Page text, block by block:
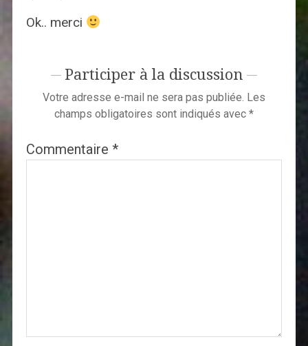
Ok.. merci
Participer à la discussion
Votre adresse e-mail ne sera pas publiée. Les
champs obligatoires sont indiqués avec *
Commentaire *